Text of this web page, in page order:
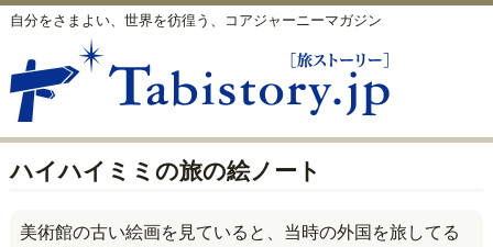
自分をさまよい、世界を彷徨う、コアジャーニーマガジン
ハイハイミミの旅の絵ノート
美術館の古い絵画を見ていると、当時の外国を旅してる